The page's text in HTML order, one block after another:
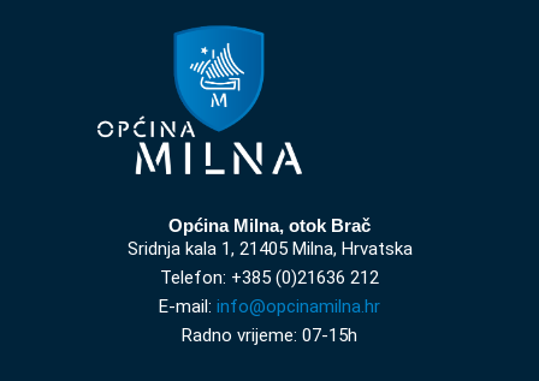
Općina Milna, otok Brač
Sridnja kala 1, 21405 Milna, Hrvatska
Telefon: +385 (0)21636 212
E-mail: info@opcinamilna.hr
Radno vrijeme: 07-15h